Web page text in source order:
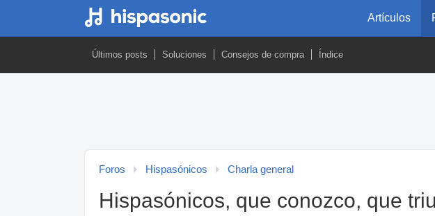
Artículos
Últimos posts Soluciones Consejos de compra Índice
Foros Hispasónicos Charla general
Hispasónicos, que conozco, que